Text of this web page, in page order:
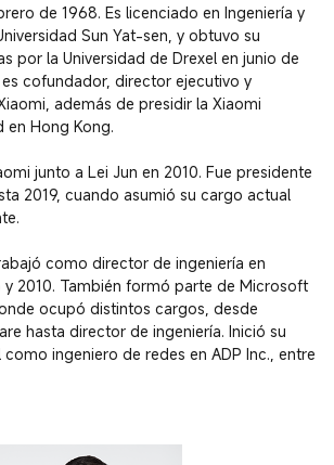
de 1968. Es licenciado en Ingeniería y
Sun Yat-sen, y obtuvo su
por la Universidad de Drexel en junio de
cofundador, director ejecutivo y
además de presidir la Xiaomi
en Hong Kong.
junto a Lei Jun en 2010. Fue presidente
2019, cuando asumió su cargo actual
como director de ingeniería en
2010. También formó parte de Microsoft
ocupó distintos cargos, desde
hasta director de ingeniería. Inició su
ingeniero de redes en ADP Inc., entre